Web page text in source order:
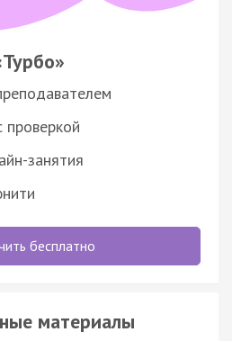
занятия
бесплатно
материалы